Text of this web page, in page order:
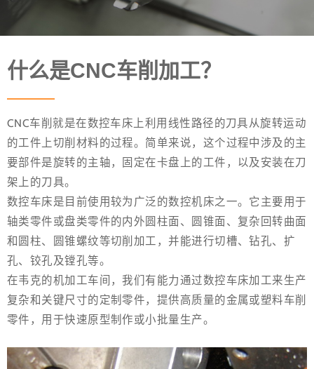
什么是CNC车削加工？
CNC车削就是在数控车床上利用线性路径的刀具从旋转运动
的工件上切削材料的过程。简单来说，这个过程中涉及的主
要部件是旋转的主轴，固定在卡盘上的工件，以及安装在刀
架上的刀具。
数控车床是目前使用较为广泛的数控机床之一。它主要用于
轴类零件或盘类零件的内外圆柱面、圆锥面、复杂回转曲面
和圆柱、圆锥螺纹等切削加工，并能进行切槽、钻孔、扩
孔、铰孔及镗孔等。
在韦克的机加工车间，我们有能力通过数控车床加工来生产
复杂和关键尺寸的定制零件，提供高质量的金属或塑料车削
零件，用于快速原型制作或小批量生产。